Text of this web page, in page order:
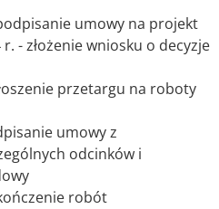
umowy na projekt
- złożenie wniosku o decyzje
przetargu na roboty
umowy z
odcinków i
robót